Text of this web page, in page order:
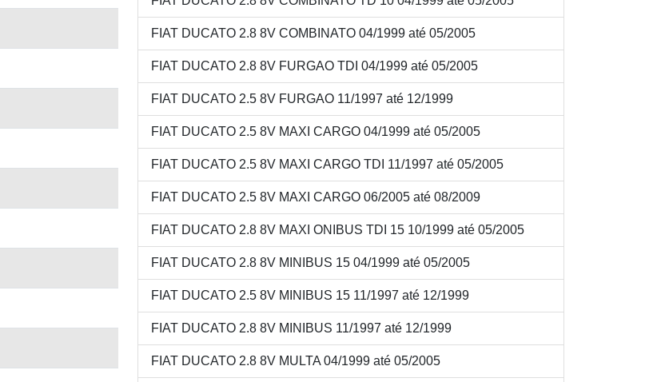
FIAT DUCATO 2.8 8V COMBINATO 04/1999 até 05/2005
FIAT DUCATO 2.8 8V FURGAO TDI 04/1999 até 05/2005
FIAT DUCATO 2.5 8V FURGAO 11/1997 até 12/1999
FIAT DUCATO 2.5 8V MAXI CARGO 04/1999 até 05/2005
FIAT DUCATO 2.5 8V MAXI CARGO TDI 11/1997 até 05/2005
FIAT DUCATO 2.5 8V MAXI CARGO 06/2005 até 08/2009
FIAT DUCATO 2.8 8V MAXI ONIBUS TDI 15 10/1999 até 05/2005
FIAT DUCATO 2.8 8V MINIBUS 15 04/1999 até 05/2005
FIAT DUCATO 2.5 8V MINIBUS 15 11/1997 até 12/1999
FIAT DUCATO 2.8 8V MINIBUS 11/1997 até 12/1999
FIAT DUCATO 2.8 8V MULTA 04/1999 até 05/2005